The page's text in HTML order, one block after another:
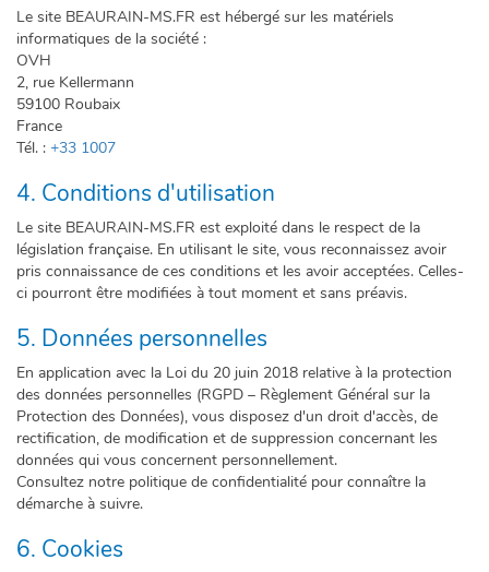
Le site BEAURAIN-MS.FR est hébergé sur les matériels
informatiques de la société :
OVH
2, rue Kellermann
59100 Roubaix
France
Tél. : +33 1007
4. Conditions d'utilisation
Le site BEAURAIN-MS.FR est exploité dans le respect de la
législation française. En utilisant le site, vous reconnaissez avoir
pris connaissance de ces conditions et les avoir acceptées. Celles-
ci pourront être modifiées à tout moment et sans préavis.
5. Données personnelles
En application avec la Loi du 20 juin 2018 relative à la protection
des données personnelles (RGPD – Règlement Général sur la
Protection des Données), vous disposez d'un droit d'accès, de
rectification, de modification et de suppression concernant les
données qui vous concernent personnellement.
Consultez notre politique de confidentialité pour connaître la
démarche à suivre.
6. Cookies